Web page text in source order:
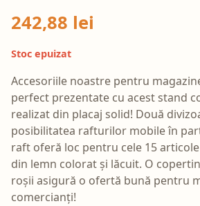
242,88 lei
Stoc epuizat
Accesoriile noastre pentru
perfect prezentate cu acest stand
realizat din placaj solid! Două
posibilitatea rafturilor mobile în
raft oferă loc pentru cele 15
din lemn colorat și lăcuit. O
roșii asigură o ofertă bună pentru
comercianți!